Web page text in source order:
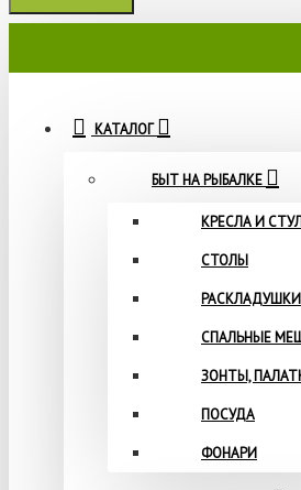
КАТАЛОГ
БЫТ НА РЫБАЛКЕ
КРЕСЛА И
СТОЛЫ
РАСКЛАДУШКИ
СПАЛЬНЫЕ
ЗОНТЫ,
ПОСУДА
ФОНАРИ